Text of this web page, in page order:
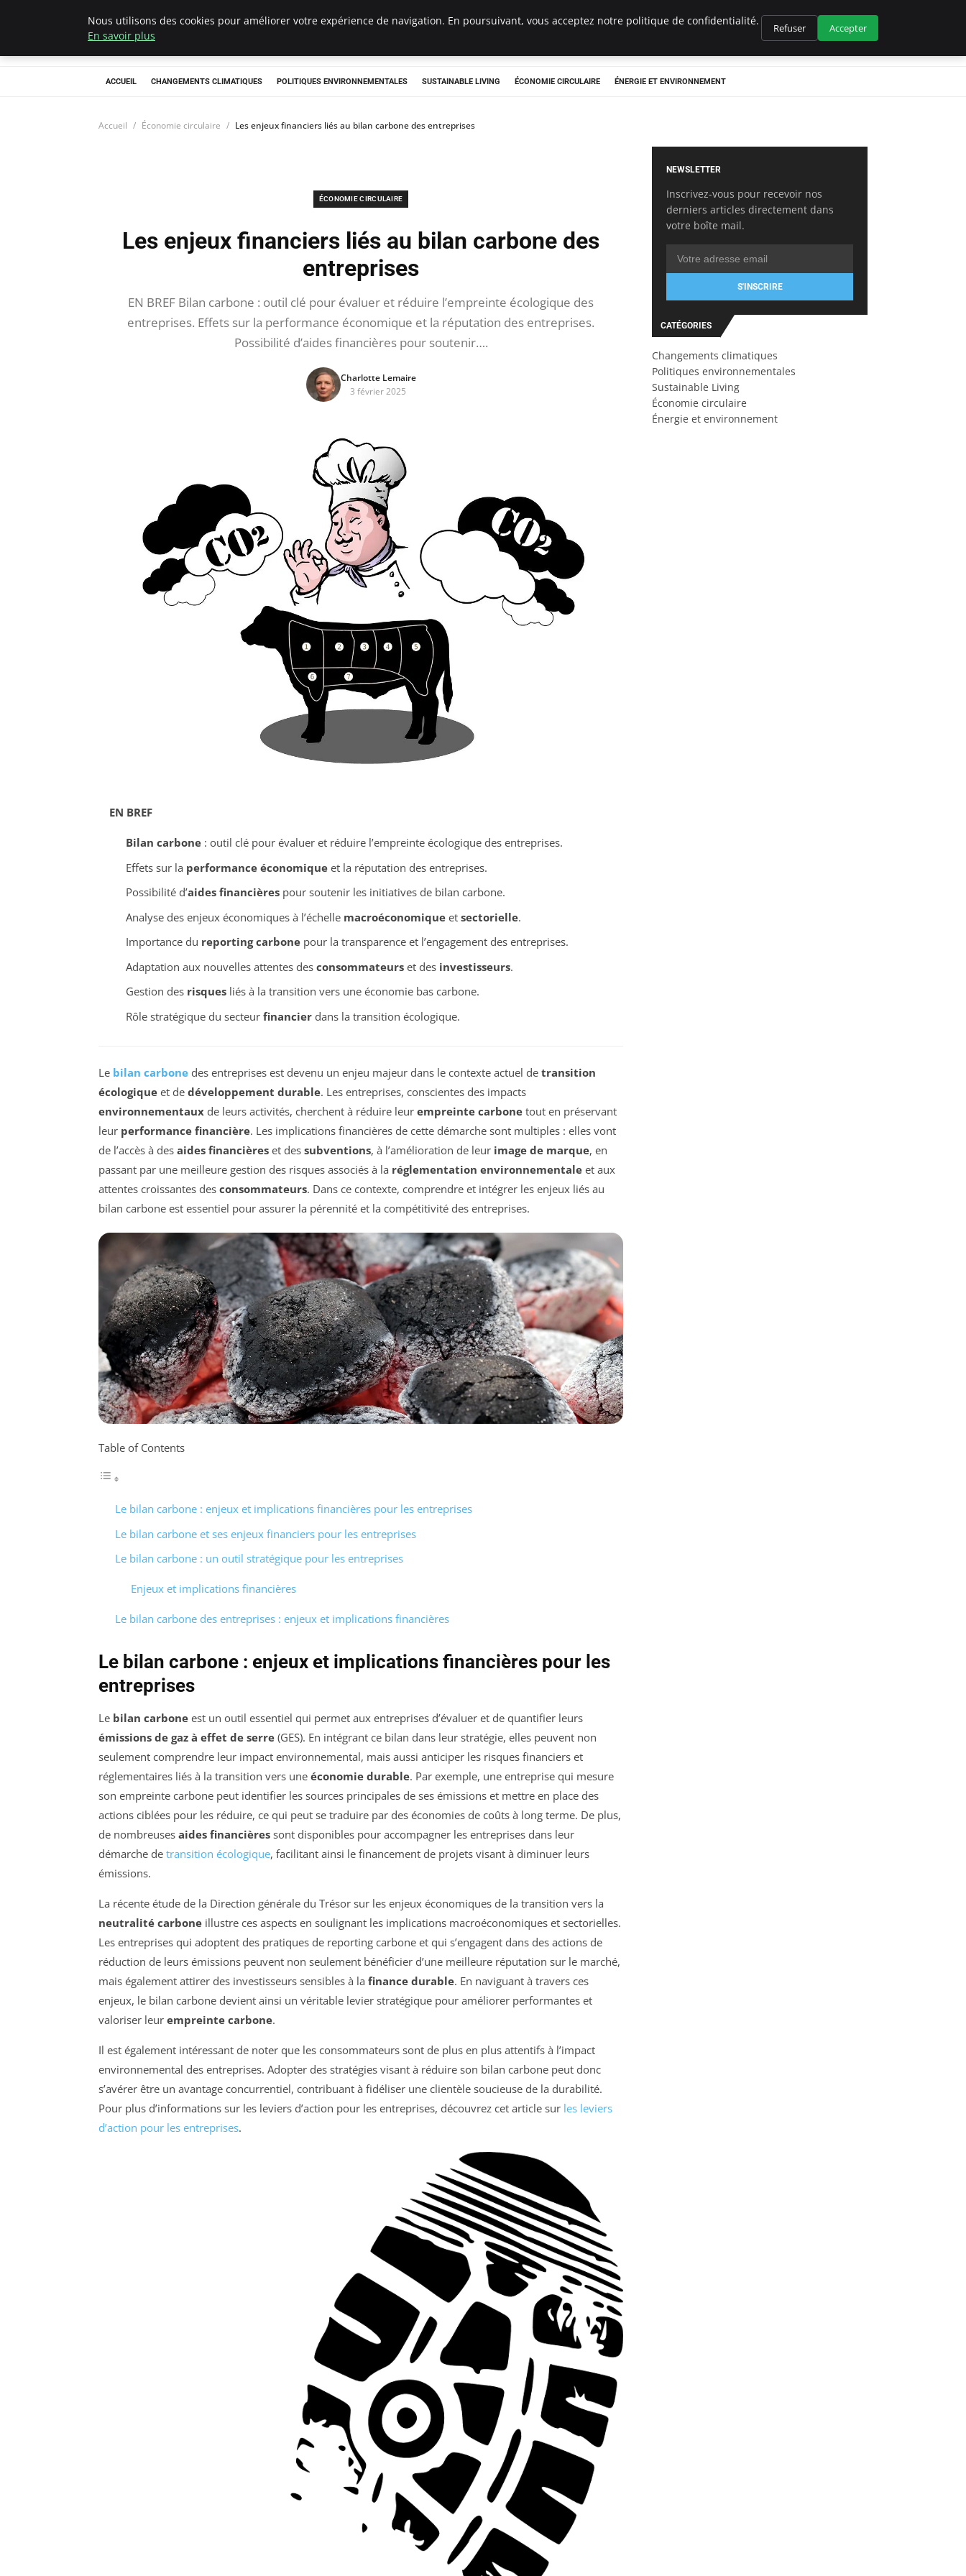
Climategatecountryclub.com
ACCUEIL CHANGEMENTS CLIMATIQUES POLITIQUES ENVIRONNEMENTALES SUSTAINABLE LIVING ÉCONOMIE CIRCULAIRE ÉNERGIE ET ENVIRONNEMENT
Accueil Économie circulaire Les enjeux financiers liés au bilan carbone des entreprises
ÉCONOMIE CIRCULAIRE
Les enjeux financiers liés au bilan carbone des
entreprises
EN BREF Bilan carbone : outil clé pour évaluer et réduire l’empreinte écologique des
entreprises. Effets sur la performance économique et la réputation des entreprises.
Possibilité d’aides financières pour soutenir….
Charlotte Lemaire
3 février 2025
EN BREF
Bilan carbone: outil clé pour évaluer et réduire l’empreinte écologique des entreprises.
Effets sur la performance économiqueet la réputation des entreprises.
Possibilité d’aides financièrespour soutenir les initiatives de bilan carbone.
Analyse des enjeux économiques à l’échelle macroéconomiqueet sectorielle.
Importance du reporting carbonepour la transparence et l’engagement des entreprises.
Adaptation aux nouvelles attentes des consommateurset des investisseurs.
Gestion des risquesliés à la transition vers une économie bas carbone.
Rôle stratégique du secteur financierdans la transition écologique.
Le bilan carbone des entreprises est devenu un enjeu majeur dans le contexte actuel de transition
écologique et de développement durable. Les entreprises, conscientes des impacts
environnementaux de leurs activités, cherchent à réduire leur empreinte carbone tout en préservant
leur performance financière. Les implications financières de cette démarche sont multiples : elles vont
de l’accès à des aides financières et des subventions, à l’amélioration de leur image de marque, en
passant par une meilleure gestion des risques associés à la réglementation environnementale et aux
attentes croissantes des consommateurs. Dans ce contexte, comprendre et intégrer les enjeux liés au
bilan carbone est essentiel pour assurer la pérennité et la compétitivité des entreprises.
Table of Contents
Le bilan carbone : enjeux et implications financières pour les entreprises
Le bilan carbone et ses enjeux financiers pour les entreprises
Le bilan carbone : un outil stratégique pour les entreprises
Enjeux et implications financières
Le bilan carbone des entreprises : enjeux et implications financières
Le bilan carbone : enjeux et implications financières pour les
entreprises
Le bilan carbone est un outil essentiel qui permet aux entreprises d’évaluer et de quantifier leurs
émissions de gaz à effet de serre (GES). En intégrant ce bilan dans leur stratégie, elles peuvent non
seulement comprendre leur impact environnemental, mais aussi anticiper les risques financiers et
réglementaires liés à la transition vers une économie durable. Par exemple, une entreprise qui mesure
son empreinte carbone peut identifier les sources principales de ses émissions et mettre en place des
actions ciblées pour les réduire, ce qui peut se traduire par des économies de coûts à long terme. De plus,
de nombreuses aides financières sont disponibles pour accompagner les entreprises dans leur
démarche de transition écologique, facilitant ainsi le financement de projets visant à diminuer leurs
émissions.
La récente étude de la Direction générale du Trésor sur les enjeux économiques de la transition vers la
neutralité carbone illustre ces aspects en soulignant les implications macroéconomiques et sectorielles.
Les entreprises qui adoptent des pratiques de reporting carbone et qui s’engagent dans des actions de
réduction de leurs émissions peuvent non seulement bénéficier d’une meilleure réputation sur le marché,
mais également attirer des investisseurs sensibles à la finance durable. En naviguant à travers ces
enjeux, le bilan carbone devient ainsi un véritable levier stratégique pour améliorer performantes et
valoriser leur empreinte carbone.
Il est également intéressant de noter que les consommateurs sont de plus en plus attentifs à l’impact
environnemental des entreprises. Adopter des stratégies visant à réduire son bilan carbone peut donc
s’avérer être un avantage concurrentiel, contribuant à fidéliser une clientèle soucieuse de la durabilité.
Pour plus d’informations sur les leviers d’action pour les entreprises, découvrez cet article sur les leviers
d’action pour les entreprises.
NEWSLETTER
Inscrivez-vous pour recevoir nos
derniers articles directement dans
votre boîte mail.
S'INSCRIRE
CATÉGORIES
Changements climatiques
Politiques environnementales
Sustainable Living
Économie circulaire
Énergie et environnement
Nous utilisons des cookies pour améliorer votre expérience de navigation. En poursuivant, vous acceptez notre politique de confidentialité.
En savoir plus
Refuser Accepter